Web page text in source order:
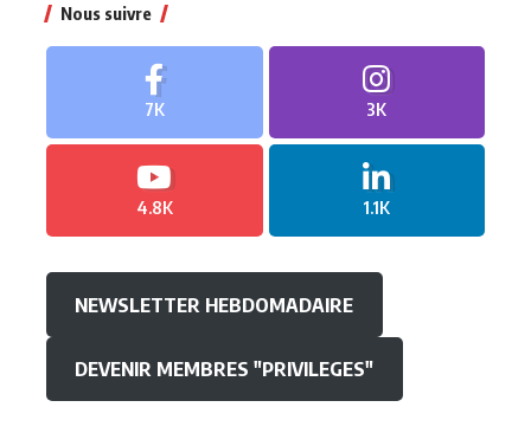
Nous suivre
7K 3K
4.8K 1.1K
NEWSLETTER HEBDOMADAIRE
DEVENIR MEMBRES "PRIVILEGES"